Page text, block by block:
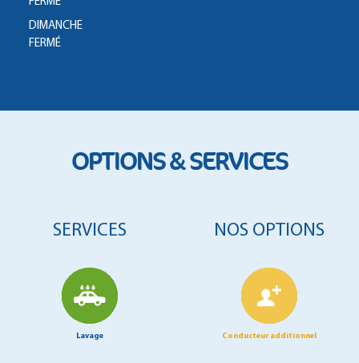
DIMANCHE
FERMÉ
OPTIONS & SERVICES
SERVICES
Lavage
NOS OPTIONS
Conducteur additionnel